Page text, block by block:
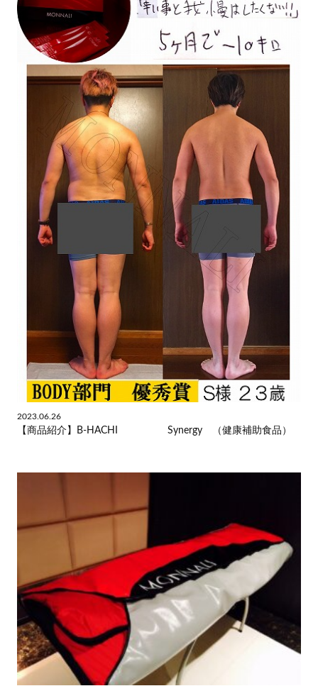
2023.06.26
【商品紹介】B-HACHI Synergy （健康補助食品）